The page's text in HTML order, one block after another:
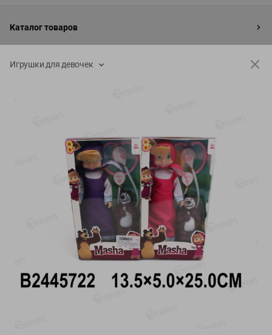
Каталог товаров
Приложение Green c
доставкой и бонусной картой
Google
Play
AppGallery
+375 44 560-60-61
Время работы Call-центра: Пн.- Пт. с 09.00 до 17.00, СБ, ВС -
выходной
Игрушки для девочек